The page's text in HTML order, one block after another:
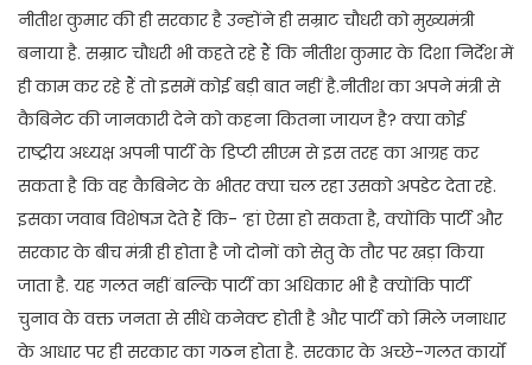
नीतीश कुमार की ही सरकार है उन्होंने ही सम्राट चौधरी को मुख्यमंत्री
बनाया है. सम्राट चौधरी भी कहते रहे हैं कि नीतीश कुमार के दिशा निर्देश में
ही काम कर रहे हैं तो इसमें कोई बड़ी बात नहीं है.नीतीश का अपने मंत्री से
कैबिनेट की जानकारी देने को कहना कितना जायज है? क्या कोई
राष्ट्रीय अध्यक्ष अपनी पार्टी के डिप्टी सीएम से इस तरह का आग्रह कर
सकता है कि वह कैबिनेट के भीतर क्या चल रहा उसको अपडेट देता रहे.
इसका जवाब विशेषज्ञ देते हैं कि- ‘हां ऐसा हो सकता है, क्योंकि पार्टी और
सरकार के बीच मंत्री ही होता है जो दोनों को सेतु के तौर पर खड़ा किया
जाता है. यह गलत नहीं बल्कि पार्टी का अधिकार भी है क्योंकि पार्टी
चुनाव के वक्त जनता से सीधे कनेक्ट होती है और पार्टी को मिले जनाधार
के आधार पर ही सरकार का गठन होता है. सरकार के अच्छे-गलत कार्यों